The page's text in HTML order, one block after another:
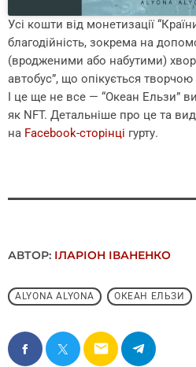
Усі кошти від монетизації
благодійність, зокрема на
(вродженими або набутими)
автобус”, що опікується творчою
І це ще не все — “Океан Ельзи”
як NFT. Детальніше про це та
на Facebook-сторінці гурту.
АВТОР: ІЛАРІОН ІВАНЕНКО
ALYONA ALYONA ОКЕАН ЕЛЬЗИ
email